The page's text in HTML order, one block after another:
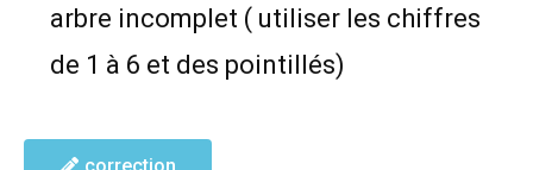
arbre incomplet ( utiliser les chiffres
de 1 à 6 et des pointillés)